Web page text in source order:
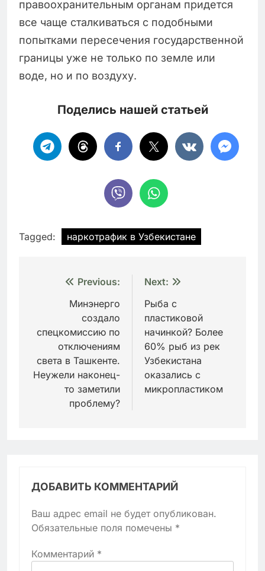
правоохранительным органам придется
все чаще сталкиваться с подобными
попытками пересечения государственной
границы уже не только по земле или
воде, но и по воздуху.
Поделись нашей статьей
Tagged: наркотрафик в Узбекистане
Навигация
записям
Previous:
Минэнерго
создало
спецкомиссию по
отключениям
света в Ташкенте.
Неужели наконец-
то заметили
проблему?
Next:
Рыба с
пластиковой
начинкой? Более
60% рыб из рек
Узбекистана
оказались с
микропластиком
ДОБАВИТЬ КОММЕНТАРИЙ
Ваш адрес email не будет опубликован.
Обязательные поля помечены *
Комментарий *